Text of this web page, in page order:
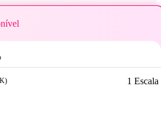
1 Escala